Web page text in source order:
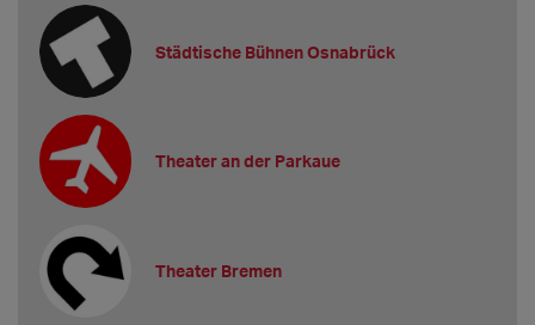
Städtische Bühnen Osnabrück
Theater an der Parkaue
Theater Bremen